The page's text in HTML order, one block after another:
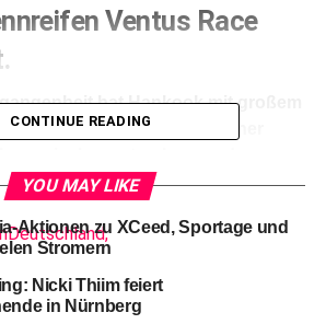
Ventus Race
hat Hankook mit großem
unterstützt und ist mit seiner
für die neue Herausforderung
in diesem Jahr in ihre sechste
verschiedenen europäischen
Rennreifen starten. Der Auftakt ist
CONTINUE READING
YOU MAY LIKE
Aktionen zu XCeed, Sportage und
Stromern
Nicki Thiim feiert
in Nürnberg